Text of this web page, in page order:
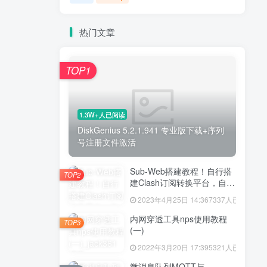
热门文章
1.3W+人已阅读
DiskGenius 5.2.1.941 专业版下载+序列
号注册文件激活
TOP1
Sub-Web搭建教程！自行搭
建Clash订阅转换平台，自建
SubConverter后端！妈妈再
也不担心我的机场订阅节点
信息泄露了！
2023年4月25日 14:367337人已阅读
TOP2
内网穿透工具nps使用教程
(一)
2022年3月20日 17:395321人已阅读
TOP3